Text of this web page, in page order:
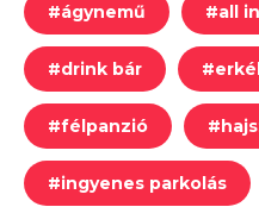
#ágynemű #all
#drink bár #
#félpanzió #
#ingyenes parkolás